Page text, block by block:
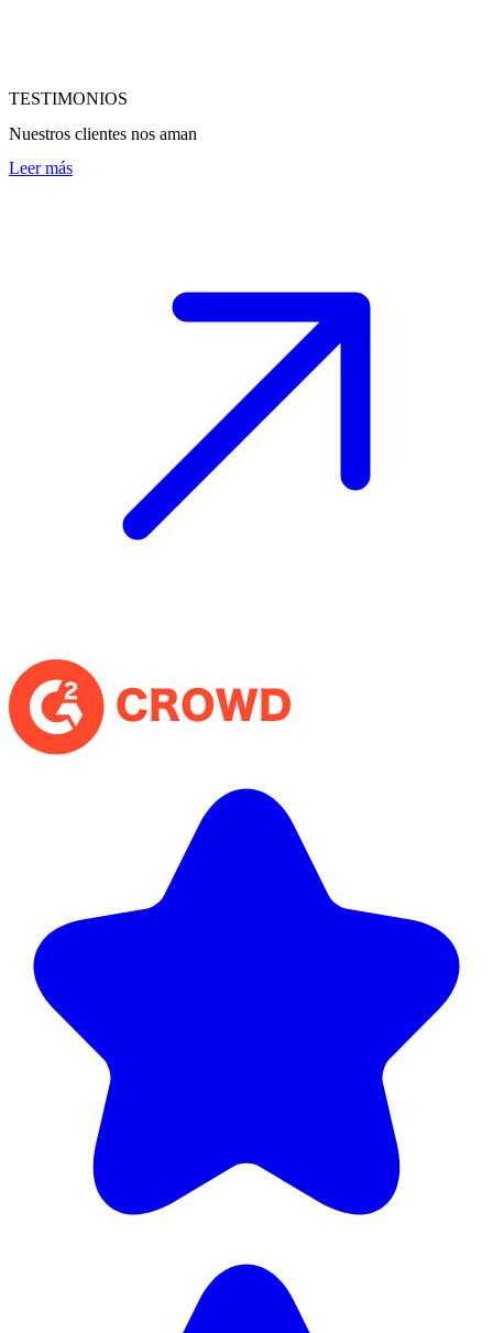
TESTIMONIOS
Nuestros clientes nos aman
Leer más